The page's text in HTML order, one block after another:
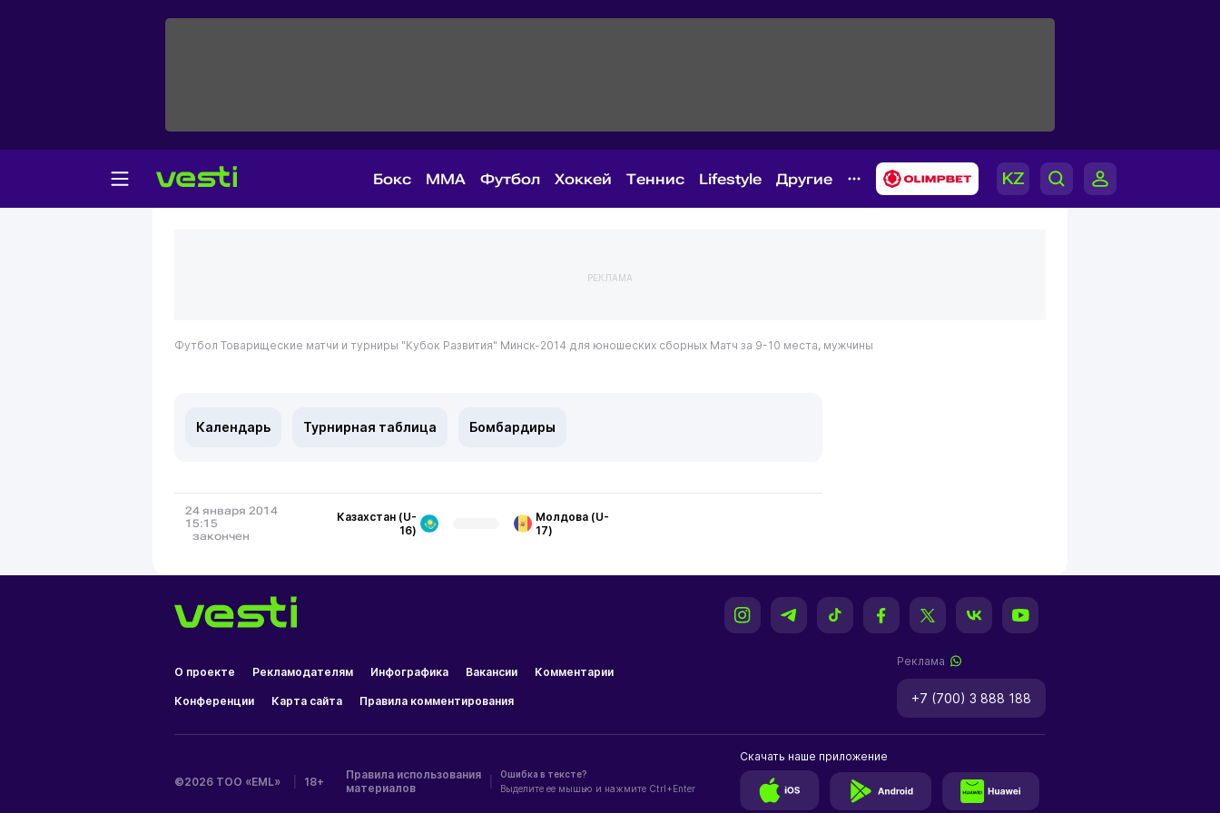
Бокс MMA Футбол Хоккей Теннис Lifestyle Другие
РЕКЛАМА
Футбол Товарищеские матчи и турниры "Кубок Развития" Минск-2014 для юношеских сборных Матч за 9-10 места, мужчины
Календарь Турнирная таблица Бомбардиры
24 января 2014
15:15
закончен
Казахстан (U-
16)
Молдова (U-
17)
О проекте Рекламодателям Инфографика Вакансии Комментарии
Конференции Карта сайта Правила комментирования
Реклама
+7 (700) 3 888 188
©2026 ТОО «EML» 18+
Правила использования
материалов
Ошибка в тексте?
Выделите ее мышью и нажмите Ctrl+Enter
Скачать наше приложение